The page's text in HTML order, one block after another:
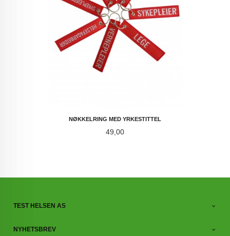
NØKKELRING MED YRKESTITTEL
Pris
49,00
TEST HELSEN AS
NYHETSBREV